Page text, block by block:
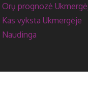
Orų prognozė
Kas vyksta Ukmergėje
Naudinga